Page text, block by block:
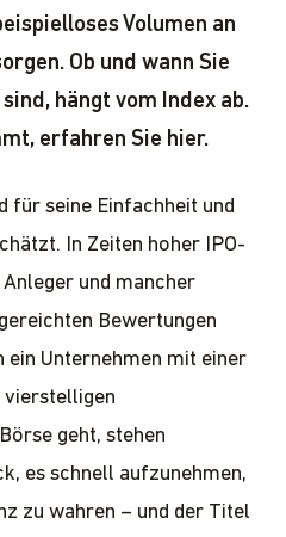
Volumen an
Ob und wann Sie
hängt vom Index ab.
erfahren Sie hier.
für seine Einfachheit und
In Zeiten hoher IPO-
und mancher
Bewertungen
ein Unternehmen mit einer
vierstelligen
geht, stehen
es schnell aufzunehmen,
zu wahren – und der Titel